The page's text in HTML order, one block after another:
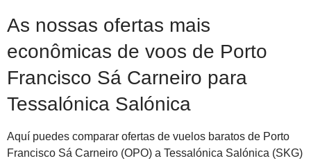
As nossas ofertas mais
econômicas de voos de Porto
Francisco Sá Carneiro para
Tessalónica Salónica
Aquí puedes comparar ofertas de vuelos baratos de Porto
Francisco Sá Carneiro (OPO) a Tessalónica Salónica (SKG)